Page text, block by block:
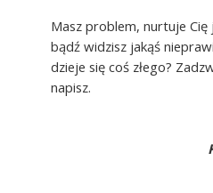
Masz problem, nurtuje Cię
bądź widzisz jakąś
dzieje się coś złego?
napisz.